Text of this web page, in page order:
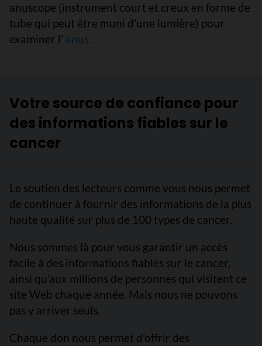
anuscope (instrument court et creux en forme de
tube qui peut être muni d’une lumière) pour
examiner l’ anus .
Votre source de confiance pour
des informations fiables sur le
cancer
Le soutien des lecteurs comme vous nous permet
de continuer à fournir des informations de la plus
haute qualité sur plus de 100 types de cancer.
Nous sommes là pour vous garantir un accès
facile à des informations fiables sur le cancer,
ainsi qu’aux millions de personnes qui visitent ce
site Web chaque année. Mais nous ne pouvons
pas y arriver seuls.
Chaque don nous permet d’offrir des